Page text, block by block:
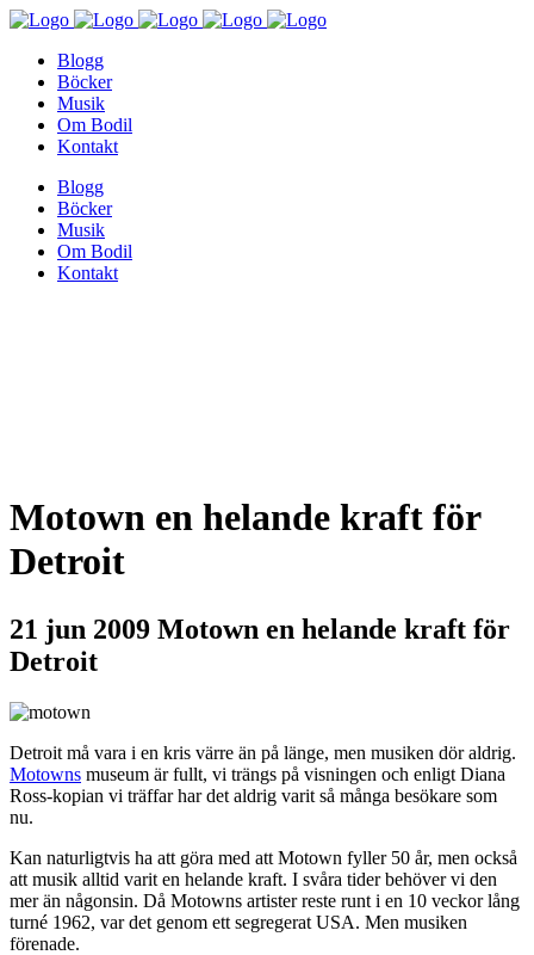
Blogg
Böcker
Musik
Om Bodil
Kontakt
Blogg
Böcker
Musik
Om Bodil
Kontakt
Motown en helande kraft för
Detroit
21 jun 2009 Motown en helande kraft för
Detroit
Detroit må vara i en kris värre än på länge, men musiken dör aldrig.
Motowns museum är fullt, vi trängs på visningen och enligt Diana
Ross-kopian vi träffar har det aldrig varit så många besökare som
nu.
Kan naturligtvis ha att göra med att Motown fyller 50 år, men också
att musik alltid varit en helande kraft. I svåra tider behöver vi den
mer än någonsin. Då Motowns artister reste runt i en 10 veckor lång
turné 1962, var det genom ett segregerat USA. Men musiken
förenade.